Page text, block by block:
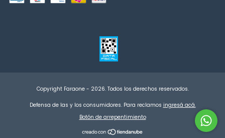
Copyright Faraone - 2026. Todos los derechos reservados.
Defensa de las y los consumidores. Para reclamos ingresá acá.
Botón de arrepentimiento